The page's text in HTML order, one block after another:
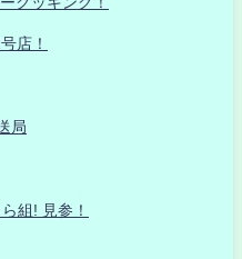
店！
局
組! 見参！